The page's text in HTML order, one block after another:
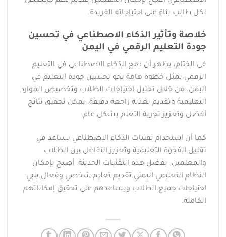
لكل طالب بناءً على احتياجاته الفريدة.
خلاصة وتأثير الذكاء الاصطناعي في تحسين
جودة التعليم الرقمي في اليمن
في الختام، يظهر أن دمج الذكاء الاصطناعي في التعليم
الرقمي يمثل خطوة هامة نحو تحسين جودة التعليم في
اليمن. من خلال تحليل احتياجات الطلاب وتخصيص الموارد
التعليمية وتقديم تغذية راجعة دقيقة، يمكن تحقيق نتائج
أفضل وتعزيز تجربة التعلم بشكل عام.
كما أن استخدام تقنيات الذكاء الاصطناعي يساعد في
تقليل الفجوة التعليمية وتعزيز التفاعل بين الطلاب
والمعلمين. بفضل هذه التقنيات الحديثة، أصبح بإمكان
النظام التعليمي اليمني تقديم تعليم شخصي وفعال يلبي
احتياجات جميع الطلاب ويساعدهم على تحقيق إمكاناتهم
الكاملة.